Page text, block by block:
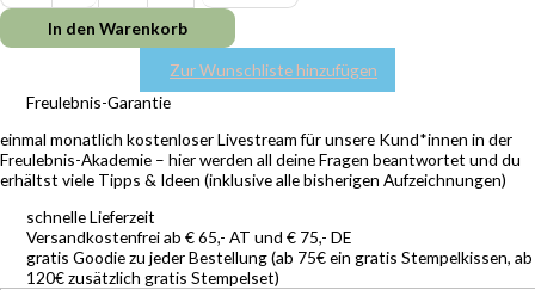
In den Warenkorb
Zur Wunschliste hinzufügen
Freulebnis-Garantie
einmal monatlich kostenloser Livestream für unsere Kund*innen in der
Freulebnis-Akademie – hier werden all deine Fragen beantwortet und du
erhältst viele Tipps & Ideen (inklusive alle bisherigen Aufzeichnungen)
schnelle Lieferzeit
Versandkostenfrei ab € 65,- AT und € 75,- DE
gratis Goodie zu jeder Bestellung (ab 75€ ein gratis Stempelkissen, ab
120€ zusätzlich gratis Stempelset)